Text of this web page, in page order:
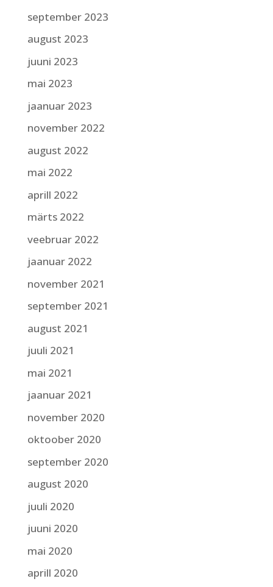
september 2023
august 2023
juuni 2023
mai 2023
jaanuar 2023
november 2022
august 2022
mai 2022
aprill 2022
märts 2022
veebruar 2022
jaanuar 2022
november 2021
september 2021
august 2021
juuli 2021
mai 2021
jaanuar 2021
november 2020
oktoober 2020
september 2020
august 2020
juuli 2020
juuni 2020
mai 2020
aprill 2020